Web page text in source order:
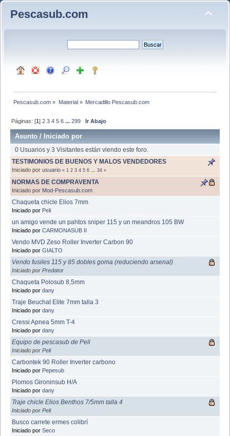
Pescasub.com
Pescasub.com » Material» Mercadillo Pescasub.com
Páginas: [1]2 3 4 5 6 ...299 Ir Abajo
Asunto /Iniciado por
0 Usuarios y 3 Visitantes están viendo este foro.
TESTIMONIOS DE BUENOS Y MALOS VENDEDORES
Iniciado por usuario « 1 2 3 4 5 6 34 »
NORMAS DE COMPRAVENTA
Iniciado por Mod-Pescasub.com
Chaqueta chicle Elios 7mm
Iniciado por Peli
un amigo vende un pahtos sniper 115 y un meandros 105 BW
Iniciado por CARMONASUB II
Vendo MVD Zeso Roller Inverter Carbon 90
Iniciado por GIALTO
Vendo fusiles 115 y 85 dobles goma (reduciendo arsenal)
Iniciado por Predator
Chaqueta Polosub 8,5mm
Iniciado por dany
Traje Beuchat Elite 7mm talla 3
Iniciado por dany
Cressi Apnea 5mm T-4
Iniciado por dany
Equipo de pescasub de Peli
Iniciado por Peli
Carbontek 90 Roller Inverter carbono
Iniciado por Pepesub
Plomos Gironinsub H/A
Iniciado por dany
Traje chicle Elios Benthos 7/5mm talla 4
Iniciado por Peli
Busco carrete ermes colibrí
Iniciado por Seco